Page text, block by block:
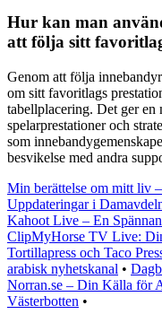
Hur kan man
att följa sitt
Genom att följa
om sitt favoritlags
tabellplacering. Det ger en
spelarprestationer och
som
besvikelse med andra
Min berättelse om mitt liv
Uppdateringar i
Kahoot Live – En
ClipMyHorse TV Live:
Tortillapress och Taco
arabisk nyhetskanal •
Norran.se – Din Källa för
Västerbotten •